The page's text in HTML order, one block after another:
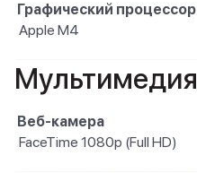
Графический процессор
Apple M4
Мультимедия
Веб-камера
FaceTime 1080p (Full HD)